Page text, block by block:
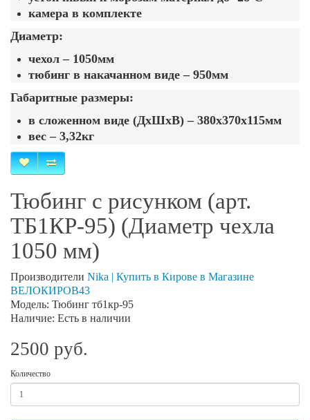
камера в комплекте
Диаметр:
чехол – 1050мм
тюбинг в накачанном виде – 950мм
Габаритные размеры:
в сложенном виде (ДхШхВ) – 380х370х115мм
вес – 3,32кг
Тюбинг с рисунком (арт.
ТБ1КР-95) (Диаметр чехла
1050 мм)
Производители Nika | Купить в Кирове в Магазине
ВЕЛОКИРОВ43
Модель: Тюбинг тб1кр-95
Наличие: Есть в наличии
2500 руб.
Количество